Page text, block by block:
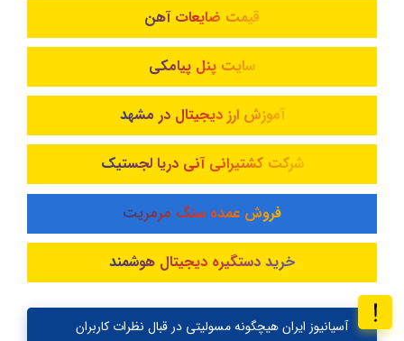
قیمت ضایعات آهن
سایت پنل پیامکی
آموزش ارز دیجیتال در مشهد
شرکت کشتیرانی آنی دریا لجستیک
فروش عمده سنگ مرمریت
خرید دستگیره دیجیتال هوشمند
آسیانیوز ایران هیچگونه مسولیتی در قبال نظرات کاربران